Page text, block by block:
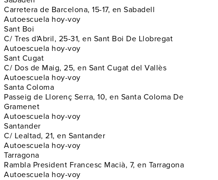
Carretera de Barcelona, 15-17, en Sabadell
Autoescuela hoy-voy
Sant Boi
C/ Tres d'Abril, 25-31, en Sant Boi De Llobregat
Autoescuela hoy-voy
Sant Cugat
C/ Dos de Maig, 25, en Sant Cugat del Vallès
Autoescuela hoy-voy
Santa Coloma
Passeig de Llorenç Serra, 10, en Santa Coloma De
Gramenet
Autoescuela hoy-voy
Santander
C/ Lealtad, 21, en Santander
Autoescuela hoy-voy
Tarragona
Rambla President Francesc Macià, 7, en Tarragona
Autoescuela hoy-voy